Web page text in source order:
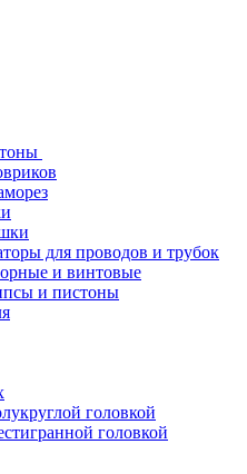
для проводов и трубок
и винтовые
и пистоны
головкой
головкой